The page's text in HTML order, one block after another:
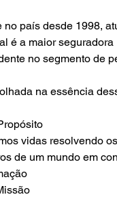
no país desde 1998,
é a maior seguradora
no segmento de
na essência
vidas resolvendo
de um mundo em